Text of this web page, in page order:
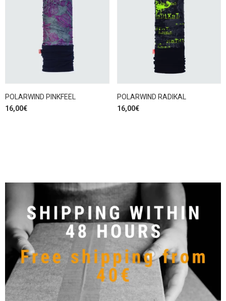
POLARWIND PINKFEEL
16,00€
POLARWIND RADIKAL
16,00€